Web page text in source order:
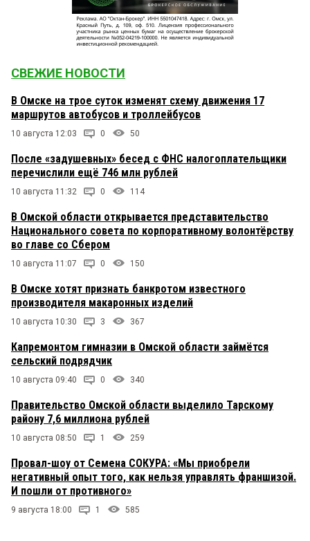
СВЕЖИЕ НОВОСТИ
В Омске на трое суток изменят схему движения 17
маршрутов автобусов и троллейбусов
10 августа 12:03 0 50
После «задушевных» бесед с ФНС налогоплательщики
перечислили ещё 746 млн рублей
10 августа 11:32 0 114
В Омской области открывается представительство
Национального совета по корпоративному волонтёрству
во главе со Сбером
10 августа 11:07 0 150
В Омске хотят признать банкротом известного
производителя макаронных изделий
10 августа 10:30 3 367
Капремонтом гимназии в Омской области займётся
сельский подрядчик
10 августа 09:40 0 340
Правительство Омской области выделило Тарскому
району 7,6 миллиона рублей
10 августа 08:50 1 259
Провал-шоу от Семена СОКУРА: «Мы приобрели
негативный опыт того, как нельзя управлять франшизой.
И пошли от противного»
9 августа 18:00 1 585